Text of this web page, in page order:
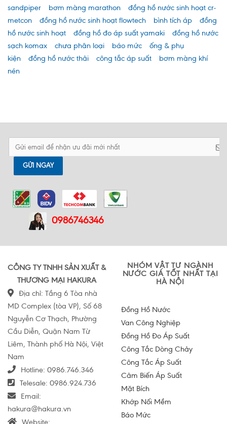
sandpiper
bơm màng marathon
đồng hồ nước sinh hoạt cr-
metcon
đồng hồ nước sinh hoạt flowtech bình tích áp
đồng
hồ nước sinh hoạt
đồng hồ đo áp suất yamaki
đồng hồ nước
sạch komax
chưa phân loại báo mức
ống & phụ
kiện
đồng hồ nước thải công tắc áp suất
bơm màng khí
nén
GỬI NGAY
0986746346
CÔNG TY TNHH SẢN XUẤT &
THƯƠNG MẠI HAKURA
Địa chỉ: Tầng 6 Tòa nhà
MD Complex (tòa VP), Số 68
Nguyễn Cơ Thạch, Phường
Cầu Diễn, Quận Nam Từ
Liêm, Thành phố Hà Nội, Việt
Nam
Hotline: 0986.746.346
Telesale: 0986.924.736
Email:
hakura@hakura.vn
Website:
NHÓM VẬT TƯ NGÀNH
NƯỚC GIÁ TỐT NHẤT TẠI
HÀ NỘI
Đồng Hồ Nước
Van Công Nghiệp
Đồng Hồ Đo Áp Suất
Công Tắc Dòng Chảy
Công Tắc Áp Suất
Cảm Biến Áp Suất
Mặt Bích
Khớp Nối Mềm
Báo Mức